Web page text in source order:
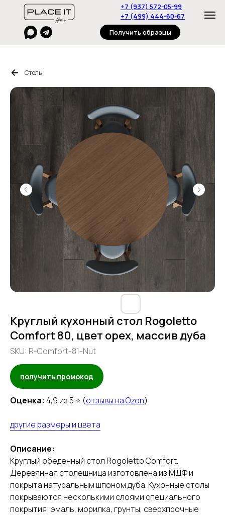
Дизайнерам
Под
заказ
Контакты
+7 (499) 444-60-67
+7 (937) 572-05-99
Столы
Полки Стеллажи
Получить образцы
Столы
Круглый кухонный стол Rogoletto
Comfort 80, цвет орех, массив дуба
SKU: R-Comfort-81-Nut
получить промокод
Оценка: 4,9 из 5 ⭐ (отзывы на Ozon)
другие размеры и цвета
Описание:
Круглый обеденный стол Rogoletto Comfort.
Деревянная столешница изготовлена из МДФ и
покрыта натуральным шпоном дуба. Кухонные столы
покрываются несколькими слоями специального
покрытия: эмаль, морилка, грунты, сверхпрочные